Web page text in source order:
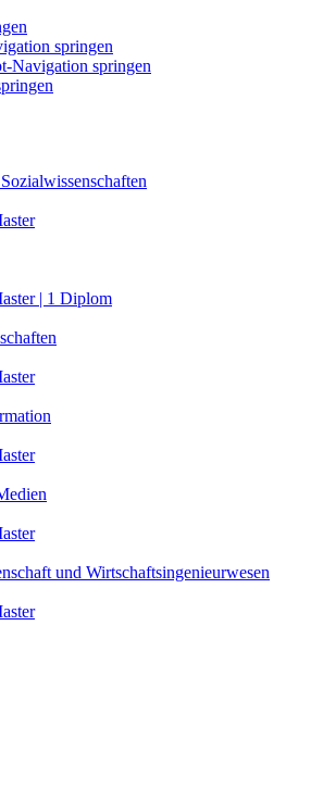
springen
Navigation springen
| 1 Diplom
und Wirtschaftsingenieurwesen